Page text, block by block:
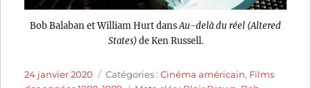
Bob Balaban et William Hurt dansAu-delà du réel (Altered
States)de Ken Russell.
Publié
24 janvier 2020 Catégories
Catégories :Cinéma américain, Films